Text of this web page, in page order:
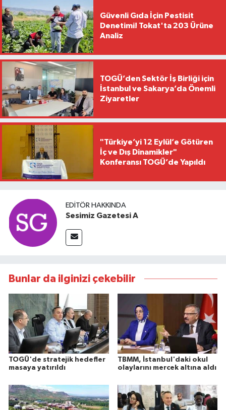
Güvenli Gıda İçin Pestisit
Denetimi! Tokat'ta 203 Ürüne
Analiz
TOGÜ’den Sektör İş Birliği için
İstanbul ve Sakarya’da Önemli
Ziyaretler
"Türkiye’yi 12 Eylül’e Götüren
İç ve Dış Dinamikler"
Konferansı TOGÜ’de Yapıldı
EDITÖR HAKKINDA
Sesimiz Gazetesi A
Bunlar da ilginizi çekebilir
TOGÜ'de stratejik hedefler
masaya yatırıldı
TBMM, İstanbul'daki okul
olaylarını mercek altına aldı